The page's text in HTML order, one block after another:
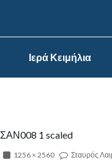
Ιερά Κειμήλια
ΣΑΝ008 1 scaled
1256 × 2560 Σταυρός